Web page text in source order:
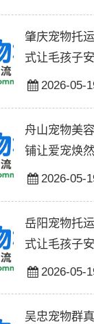
肇庆宠物托
式让毛孩子
2026-05-
舟山宠物美
铺让爱宠焕
2026-05-
岳阳宠物托
式让毛孩子
2026-05-
吴忠宠物群